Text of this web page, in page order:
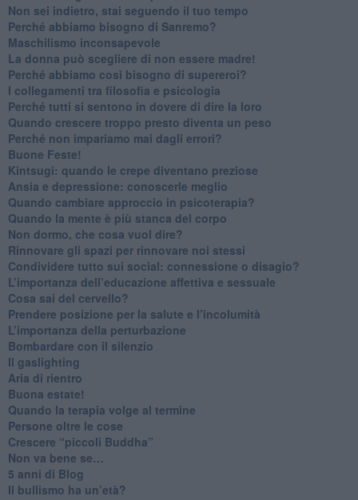
​Non sei indietro, stai seguendo il tuo tempo
​Perché abbiamo bisogno di Sanremo?
​Maschilismo inconsapevole
​La donna può scegliere di non essere madre!
​Perché abbiamo così bisogno di supereroi?
​I collegamenti tra filosofia e psicologia
​Perché tutti si sentono in dovere di dire la loro
​Quando crescere troppo presto diventa un peso
​Perché non impariamo mai dagli errori?
​Buone Feste!
​Kintsugi: quando le crepe diventano preziose
Ansia e depressione: conoscerle meglio
Quando cambiare approccio in psicoterapia?
​Quando la mente è più stanca del corpo
Non dormo, che cosa vuol dire?
​Rinnovare gli spazi per rinnovare noi stessi
​Condividere tutto sui social: connessione o disagio?
​L’importanza dell’educazione affettiva e sessuale
​Cosa sai del cervello?
Prendere posizione per la salute e l’incolumità
L’importanza della perturbazione
​Bombardare con il silenzio
Il gaslighting
Aria di rientro
Buona estate!
​Quando la terapia volge al termine
​Persone oltre le cose
​Crescere “piccoli Buddha”
Non va bene se…
​5 anni di Blog
​Il bullismo ha un’età?